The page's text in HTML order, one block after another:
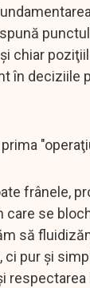
chiar
în deciziile
frânele,
care se
să
pur şi